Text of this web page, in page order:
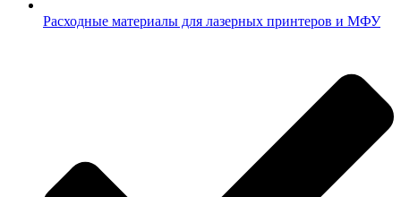
Расходные материалы для лазерных принтеров и МФУ